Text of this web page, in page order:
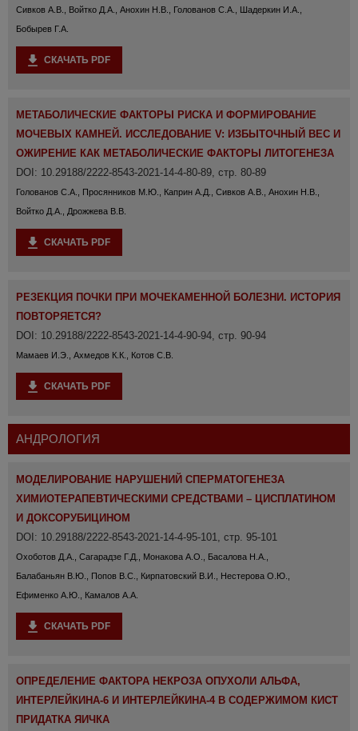
Сивков А.В., Войтко Д.А., Анохин Н.В., Голованов С.А., Шадеркин И.А.,
Бобырев Г.А.
СКАЧАТЬ PDF
МЕТАБОЛИЧЕСКИЕ ФАКТОРЫ РИСКА И ФОРМИРОВАНИЕ
МОЧЕВЫХ КАМНЕЙ. ИССЛЕДОВАНИЕ V: ИЗБЫТОЧНЫЙ ВЕС И
ОЖИРЕНИЕ КАК МЕТАБОЛИЧЕСКИЕ ФАКТОРЫ ЛИТОГЕНЕЗА
DOI: 10.29188/2222-8543-2021-14-4-80-89, стр. 80-89
Голованов С.А., Просянников М.Ю., Каприн А.Д., Сивков А.В., Анохин Н.В.,
Войтко Д.А., Дрожжева В.В.
СКАЧАТЬ PDF
РЕЗЕКЦИЯ ПОЧКИ ПРИ МОЧЕКАМЕННОЙ БОЛЕЗНИ. ИСТОРИЯ
ПОВТОРЯЕТСЯ?
DOI: 10.29188/2222-8543-2021-14-4-90-94, стр. 90-94
Мамаев И.Э., Ахмедов К.К., Котов С.В.
СКАЧАТЬ PDF
АНДРОЛОГИЯ
МОДЕЛИРОВАНИЕ НАРУШЕНИЙ СПЕРМАТОГЕНЕЗА
ХИМИОТЕРАПЕВТИЧЕСКИМИ СРЕДСТВАМИ – ЦИСПЛАТИНОМ
И ДОКСОРУБИЦИНОМ
DOI: 10.29188/2222-8543-2021-14-4-95-101, стр. 95-101
Охоботов Д.А., Сагарадзе Г.Д., Монакова А.О., Басалова Н.А.,
Балабаньян В.Ю., Попов В.С., Кирпатовский В.И., Нестерова О.Ю.,
Ефименко А.Ю., Камалов А.А.
СКАЧАТЬ PDF
ОПРЕДЕЛЕНИЕ ФАКТОРА НЕКРОЗА ОПУХОЛИ АЛЬФА,
ИНТЕРЛЕЙКИНА-6 И ИНТЕРЛЕЙКИНА-4 В СОДЕРЖИМОМ КИСТ
ПРИДАТКА ЯИЧКА